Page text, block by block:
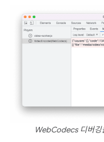
WebCodecs 디버깅